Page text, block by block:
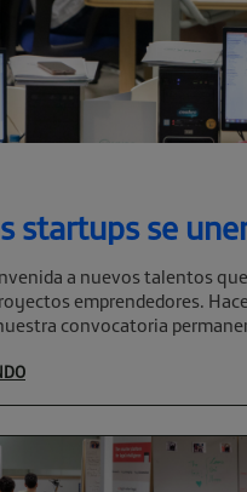
startups se
a nuevos talentos
emprendedores.
convocatoria